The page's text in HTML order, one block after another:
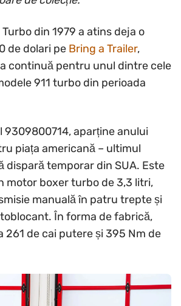
din 1979 a atins deja o
de dolari pe Bring a Trailer,
continuă pentru unul dintre cele
911 turbo din perioada
9309800714, aparține anului
piața americană – ultimul
dispară temporar din SUA. Este
motor boxer turbo de 3,3 litri,
manuală în patru trepte și
În forma de fabrică,
261 de cai putere și 395 Nm de